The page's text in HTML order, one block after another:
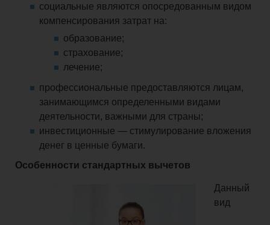
социальные являются опосредованным видом
компенсирования затрат на:
образование;
страхование;
лечение;
профессиональные предоставляются лицам,
занимающимся определенными видами
деятельности, важными для страны;
инвестиционные — стимулирование вложения
денег в ценные бумаги.
Особенности стандартных вычетов
Данный
вид